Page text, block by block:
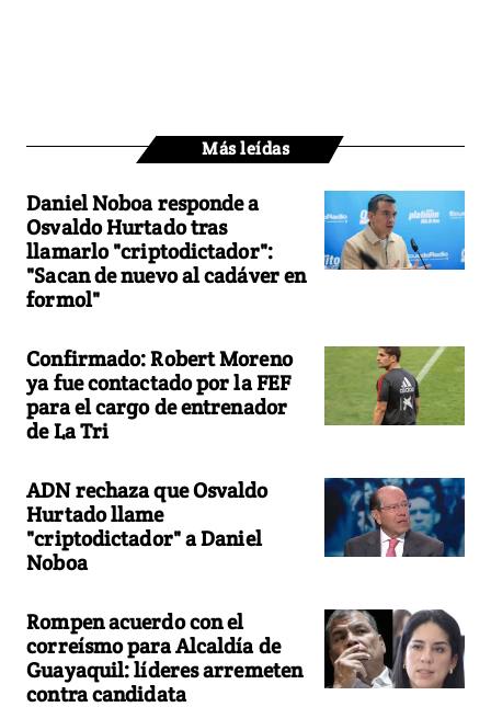
Más leídas
Daniel Noboa responde a
Osvaldo Hurtado tras
llamarlo "criptodictador":
"Sacan de nuevo al cadáver en
formol"
Confirmado: Robert Moreno
ya fue contactado por la FEF
para el cargo de entrenador
de La Tri
ADN rechaza que Osvaldo
Hurtado llame
"criptodictador" a Daniel
Noboa
Rompen acuerdo con el
correísmo para Alcaldía de
Guayaquil: líderes arremeten
contra candidata